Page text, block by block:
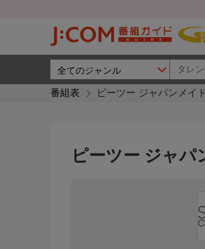
番組表 ピーツー ジャパンメイ
ピーツー ジャパ